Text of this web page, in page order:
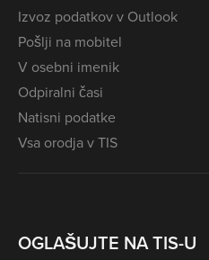
Izvoz podatkov v Outlook
Pošlji na mobitel
V osebni imenik
Odpiralni časi
Natisni podatke
Vsa orodja v TIS
OGLAŠUJTE NA TIS-U